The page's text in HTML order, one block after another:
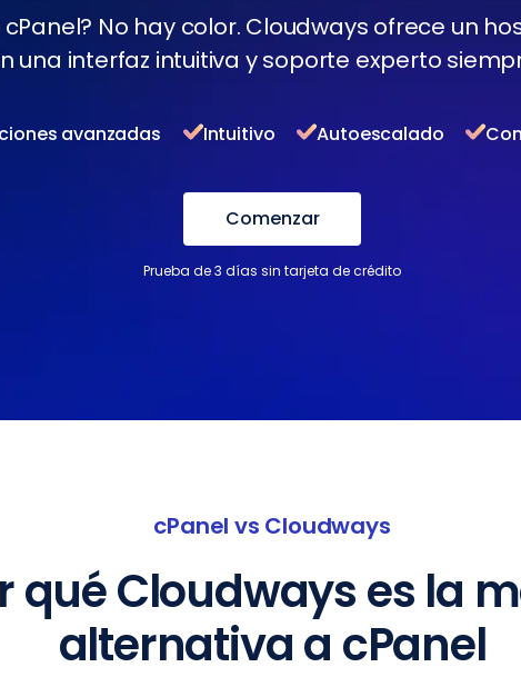
No hay color. Cloudways ofrece un
una interfaz intuitiva y soporte experto
avanzadas Intuitivo Autoescalado
Comenzar
Prueba de 3 días sin tarjeta de crédito
cPanel vs Cloudways
qué Cloudways es la
alternativa a cPanel